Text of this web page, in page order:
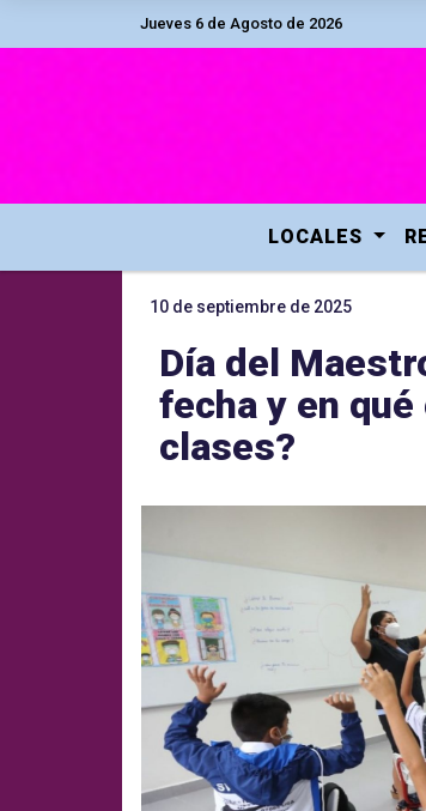
Jueves 6 de Agosto de 2026
LOCALES
10 de septiembre de 2025
Día del
fecha y en
clases?